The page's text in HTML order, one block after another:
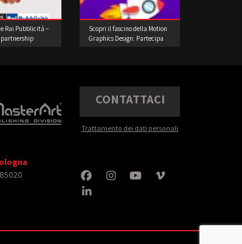
Rai Pubblicità –
partnership
Scopri il fascino della Motion
Graphics Design: Partecipa
CONTATTACI
Trattamento dei dati personali